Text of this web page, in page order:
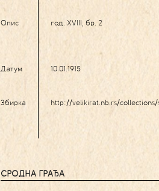
Опис год. XVIII, бр. 2
Датум 10.01.1915
Збирка http://velikirat.nb.rs/collections/
СРОДНА ГРАЂА